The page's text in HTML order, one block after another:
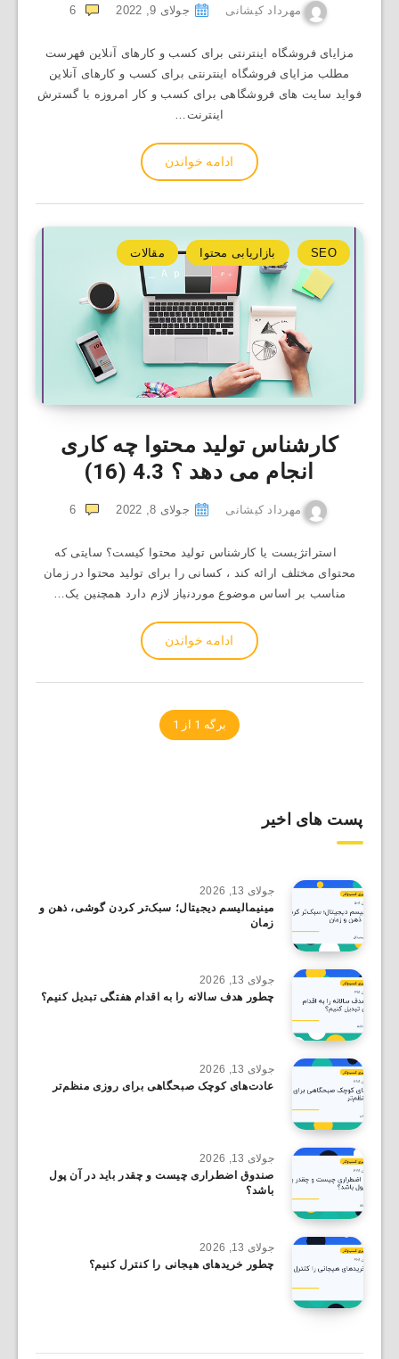
مهرداد کیشانی جولای 9, 2022 6
مزایای فروشگاه اینترنتی برای کسب و کارهای آنلاین فهرست
مطلب مزایای فروشگاه اینترنتی برای کسب و کارهای آنلاین
فواید سایت های فروشگاهی برای کسب و کار امروزه با گسترش
اینترنت…
ادامه خواندن
SEO بازاریابی محتوا مقالات
کارشناس تولید محتوا چه کاری
انجام می دهد ؟ 4.3 (16)
مهرداد کیشانی جولای 8, 2022 6
استراتژیست یا کارشناس تولید محتوا کیست؟ سایتی که
محتوای مختلف ارائه ‌کند ، کسانی را برای تولید محتوا در زمان
مناسب بر اساس موضوع موردنیاز لازم دارد همچنین یک…
ادامه خواندن
برگه 1 از 1
پست های اخیر
جولای 13, 2026
مینیمالیسم دیجیتال؛ سبک‌تر کردن گوشی، ذهن و
زمان
جولای 13, 2026
چطور هدف سالانه را به اقدام هفتگی تبدیل کنیم؟
جولای 13, 2026
عادت‌های کوچک صبحگاهی برای روزی منظم‌تر
جولای 13, 2026
صندوق اضطراری چیست و چقدر باید در آن پول
باشد؟
جولای 13, 2026
چطور خریدهای هیجانی را کنترل کنیم؟